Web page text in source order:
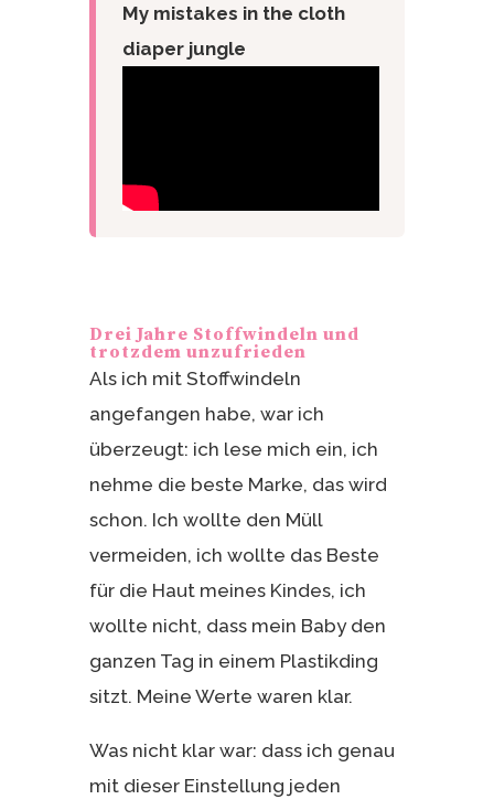
My mistakes in the cloth
diaper jungle
Drei Jahre Stoffwindeln und
trotzdem unzufrieden
Als ich mit Stoffwindeln
angefangen habe, war ich
überzeugt: ich lese mich ein, ich
nehme die beste Marke, das wird
schon. Ich wollte den Müll
vermeiden, ich wollte das Beste
für die Haut meines Kindes, ich
wollte nicht, dass mein Baby den
ganzen Tag in einem Plastikding
sitzt. Meine Werte waren klar.
Was nicht klar war: dass ich genau
mit dieser Einstellung jeden